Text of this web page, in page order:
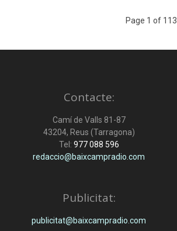
Page 1 of 113
Contacte:
Camí de Valls 81-87
43204, Reus (Tarragona)
Tel: 977 088 596
redaccio@baixcampradio.com
Publicitat:
publicitat@baixcampradio.com